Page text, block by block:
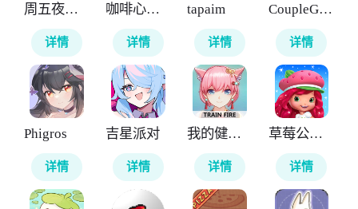
周五夜放克大蓝猫模组
详情
咖啡心语东京
详情
tapaim
详情
CoupleGame
详情
Phigros
详情
吉星派对
详情
我的健身教练2
详情
草莓公主甜心跑酷
详情